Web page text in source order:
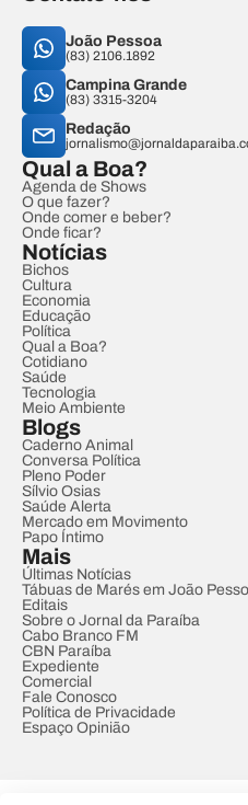
João Pessoa
(83) 2106.1892
Campina Grande
(83) 3315-3204
Redação
Qual a Boa?
Agenda de Shows
O que fazer?
Onde comer e beber?
Onde ficar?
Notícias
Bichos
Cultura
Economia
Educação
Política
Qual a Boa?
Cotidiano
Saúde
Tecnologia
Meio Ambiente
Blogs
Caderno Animal
Conversa Política
Pleno Poder
Sílvio Osias
Saúde Alerta
Mercado em Movimento
Papo Íntimo
Mais
Últimas Notícias
Tábuas de Marés em João
Editais
Sobre o Jornal da Paraíba
Cabo Branco FM
CBN Paraíba
Expediente
Comercial
Fale Conosco
Política de Privacidade
Espaço Opinião